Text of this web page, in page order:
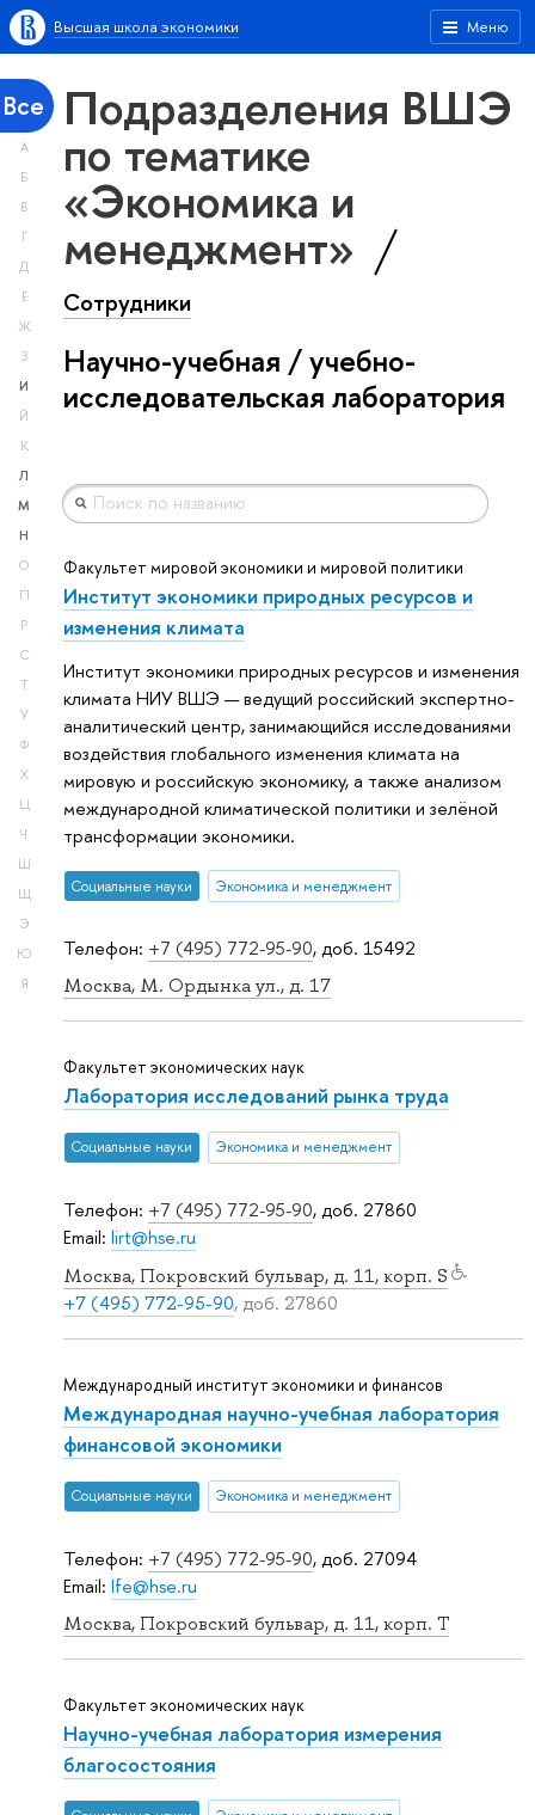
Меню
Высшая школа экономики
Все
А
Б
В
Г
Д
Е
Ж
З
И
Й
К
Л
М
Н
О
П
Р
С
Т
У
Ф
Х
Ц
Ч
Ш
Щ
Э
Ю
Я
Подразделения ВШЭ
по тематике
«Экономика и
менеджмент»
Сотрудники
Научно-учебная / учебно-
исследовательская лаборатория
Телефон: +7 (495) 772-95-90, доб. 15492
Москва, М. Ордынка ул., д. 17
Факультет мировой экономики и мировой политики
Институт экономики природных ресурсов и
изменения климата
Институт экономики природных ресурсов и изменения
климата НИУ ВШЭ — ведущий российский экспертно-
аналитический центр, занимающийся исследованиями
воздействия глобального изменения климата на
мировую и российскую экономику, а также анализом
международной климатической политики и зелёной
трансформации экономики.
Социальные науки Экономика и менеджмент
Телефон: +7 (495) 772-95-90, доб. 27860
Email: lirt@hse.ru
Москва, Покровский бульвар, д. 11, корп. S
+7 (495) 772-95-90, доб. 27860
Факультет экономических наук
Лаборатория исследований рынка труда
Социальные науки Экономика и менеджмент
Телефон: +7 (495) 772-95-90, доб. 27094
Email: lfe@hse.ru
Москва, Покровский бульвар, д. 11, корп. T
Международный институт экономики и финансов
Международная научно-учебная лаборатория
финансовой экономики
Социальные науки Экономика и менеджмент
Факультет экономических наук
Научно-учебная лаборатория измерения
благосостояния